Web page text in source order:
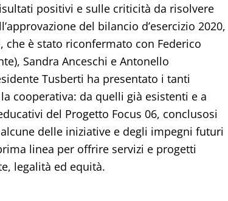
positivi e sulle criticità da risolvere
del bilancio d’esercizio 2020,
è stato riconfermato con Federico
Sandra Anceschi e Antonello
Tusberti ha presentato i tanti
cooperativa: da quelli già esistenti e a
del Progetto Focus 06, conclusosi
delle iniziative e degli impegni futuri
linea per offrire servizi e progetti
legalità ed equità.